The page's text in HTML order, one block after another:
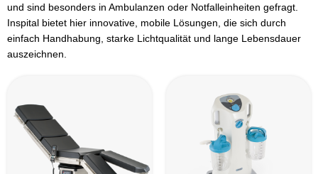
und sind besonders in Ambulanzen oder Notfalleinheiten gefragt.
Inspital bietet hier innovative, mobile Lösungen, die sich durch
einfach Handhabung, starke Lichtqualität und lange Lebensdauer
auszeichnen.